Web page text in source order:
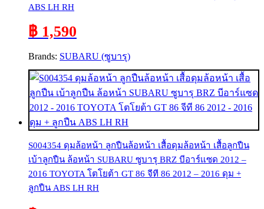
ABS LH RH
฿ 1,590
Brands: SUBARU (ซูบารุ)
S004354 ดุมล้อหน้า ลูกปืนล้อหน้า เสื้อดุมล้อหน้า เสื้อลูกปืน
เบ้าลูกปืน ล้อหน้า SUBARU ซูบารุ BRZ บีอาร์แซด 2012 –
2016 TOYOTA โตโยต้า GT 86 จีที 86 2012 – 2016 ดุม +
ลูกปืน ABS LH RH